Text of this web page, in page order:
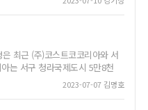
인 송도 제2캠퍼스 부지와 맞닿
달까지 마무리한다는 계획이다.
건 헬스케어 콘퍼런스에서 국내
억달러(약 3조7천335억원)를
를 짓는다는 계획이다. 2025년
리 기준(GMP) 승인을 거쳐
은 계획 발표 이후 지난 2월 메가
.3필지 중 1필지는 성남시 수정구
정가는 1조552억870만원이다.
데 업무, 상업, 문화시설 등 다
만1천608㎡로 공급 예정가는 각
역 연접 22만㎡ 업무·상업 복합
지 중 1필지는 성남 도시지원시설
토지가격을 공급가 이상으로 제
최근 (주)코스트코코리아와 서
는 서구 청라국제도시 5만8천
다는 계획이다. 회원제로 운영되
원으로 가입돼 있다. 우리나라에
2023-07-07 김명호